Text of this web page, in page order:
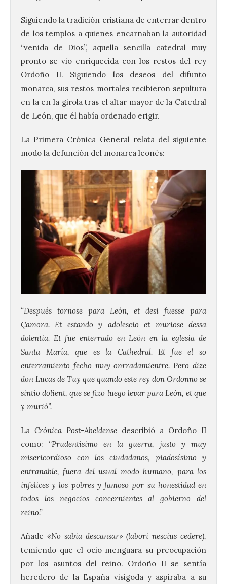
Siguiendo la tradición cristiana de enterrar dentro
de los templos a quienes encarnaban la autoridad
“venida de Dios”, aquella sencilla catedral muy
pronto se vio enriquecida con los restos del rey
Ordoño II. Siguiendo los deseos del difunto
monarca, sus restos mortales recibieron sepultura
en la en la girola tras el altar mayor de la Catedral
de León, que él había ordenado erigir.
La Primera Crónica General relata del siguiente
modo la defunción del monarca leonés:
“Después tornose para León, et desi fuesse para
Çamora. Et estando y adolescio et muriose dessa
dolentia. Et fue enterrado en León en la eglesia de
Santa María, que es la Cathedral. Et fue el so
enterramiento fecho muy onrradamientre. Pero dize
don Lucas de Tuy que quando este rey don Ordonno se
sintio dolient, que se fizo luego levar para León, et que
y murió”.
La Crónica Post-Abeldense describió a Ordoño II
como: “Prudentísimo en la guerra, justo y muy
misericordioso con los ciudadanos, piadosísimo y
entrañable, fuera del usual modo humano, para los
infelices y los pobres y famoso por su honestidad en
todos los negocios concernientes al gobierno del
reino.”
Añade «No sabía descansar» (labori nescius cedere),
temiendo que el ocio menguara su preocupación
por los asuntos del reino. Ordoño II se sentía
heredero de la España visigoda y aspiraba a su